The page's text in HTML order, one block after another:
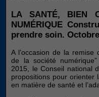
LA SANTÉ, BIEN
NUMÉRIQUE
prendre soin.
A l’occasion de la remise
de la société
2015, le Conseil national
propositions pour orienter
en matière de santé et